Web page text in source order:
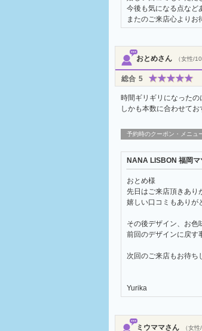
今後も気になる点など
またのご来店心よりお
おとめさん （女性/
総合 5
時間ギリギリになったの
しかも本数に合わせて
予約時のクーポン・メニュ
NANA LISBON 福岡
おとめ様
先日はご来店頂きあり
嬉しい口コミもあり
その後デザイン、お色
前回のデザインに戻す
次回のご来店もお待ち
Yurika
ミウママさん （女性